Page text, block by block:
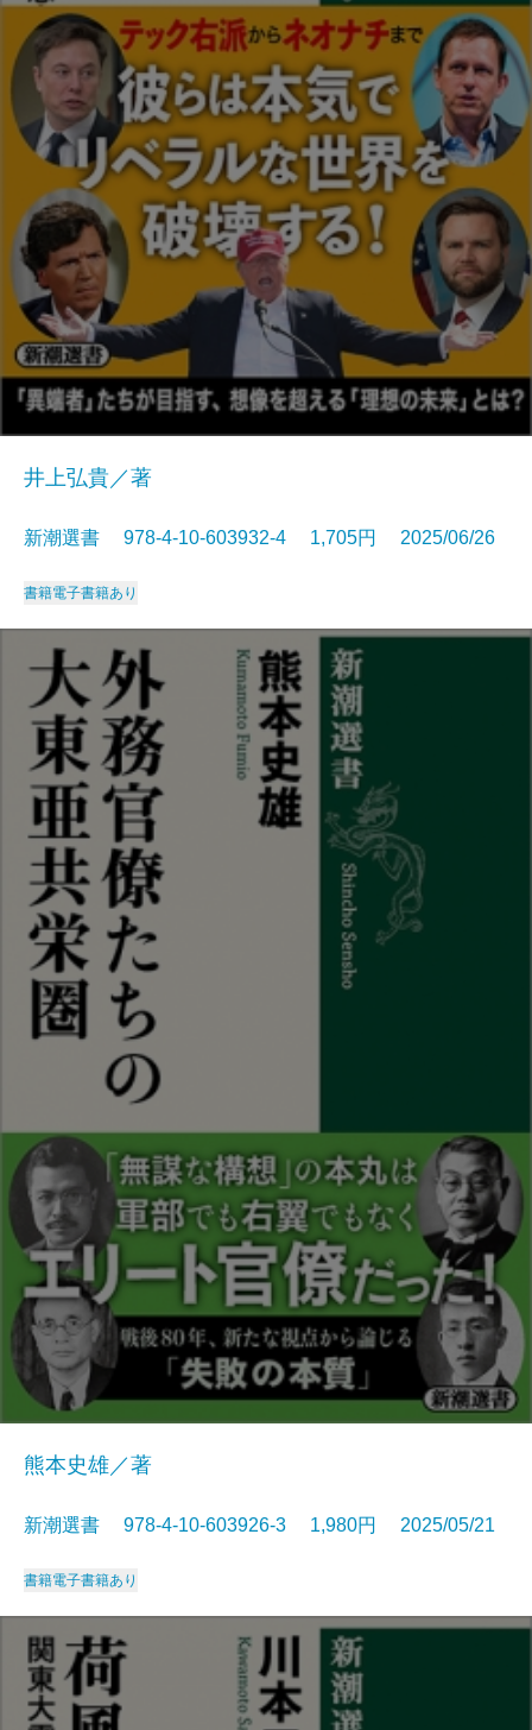
井上弘貴／著
新潮選書 978-4-10-603932-4 1,705円 2025/06/26
書籍電子書籍あり
熊本史雄／著
新潮選書 978-4-10-603926-3 1,980円 2025/05/21
書籍電子書籍あり